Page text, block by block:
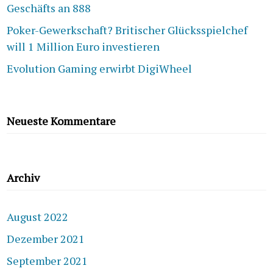
Geschäfts an 888
Poker-Gewerkschaft? Britischer Glücksspielchef
will 1 Million Euro investieren
Evolution Gaming erwirbt DigiWheel
Neueste Kommentare
Archiv
August 2022
Dezember 2021
September 2021